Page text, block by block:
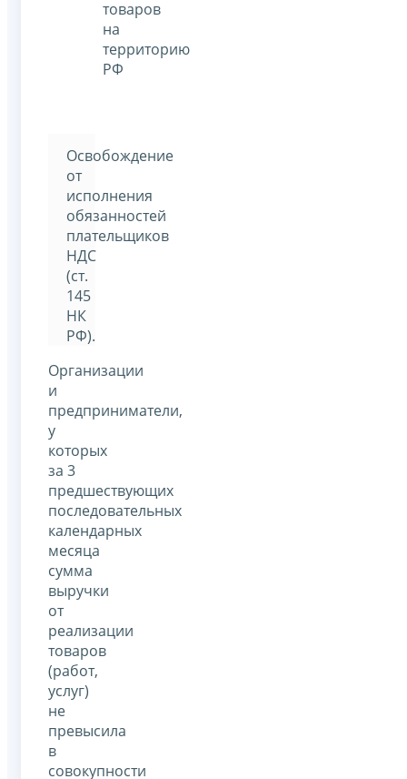
товаров
на
территорию
РФ
Освобождение
от
исполнения
обязанностей
плательщиков
НДС
(ст.
145
НК
РФ).
Организации
и
предприниматели,
у
которых
за 3
предшествующих
последовательных
календарных
месяца
сумма
выручки
от
реализации
товаров
(работ,
услуг)
не
превысила
в
совокупности